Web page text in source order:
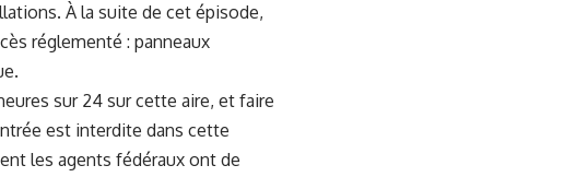
À la suite de cet épisode,
réglementé : panneaux
sur 24 sur cette aire, et faire
est interdite dans cette
les agents fédéraux ont de